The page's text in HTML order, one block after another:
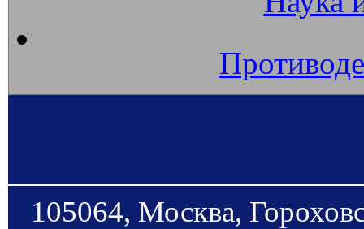
105064, Москва,